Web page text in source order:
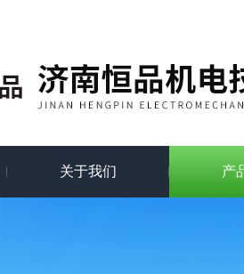
关于我们 产